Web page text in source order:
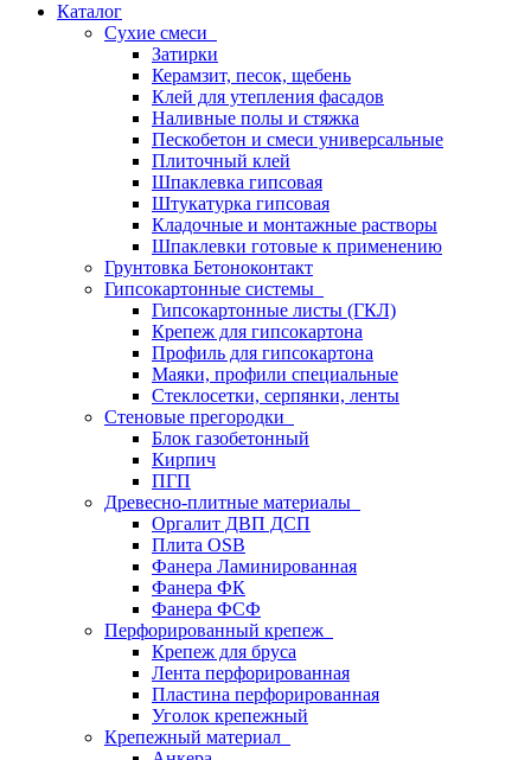
Каталог
Сухие смеси
Затирки
Керамзит, песок, щебень
Клей для утепления фасадов
Наливные полы и стяжка
Пескобетон и смеси универсальные
Плиточный клей
Шпаклевка гипсовая
Штукатурка гипсовая
Кладочные и монтажные растворы
Шпаклевки готовые к применению
Грунтовка Бетоноконтакт
Гипсокартонные системы
Гипсокартонные листы (ГКЛ)
Крепеж для гипсокартона
Профиль для гипсокартона
Маяки, профили специальные
Стеклосетки, серпянки, ленты
Стеновые прегородки
Блок газобетонный
Кирпич
ПГП
Древесно-плитные материалы
Оргалит ДВП ДСП
Плита OSB
Фанера Ламинированная
Фанера ФК
Фанера ФСФ
Перфорированный крепеж
Крепеж для бруса
Лента перфорированная
Пластина перфорированная
Уголок крепежный
Крепежный материал